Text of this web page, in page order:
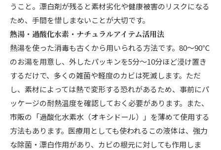
うこと。漂白剤が残ると素材劣化や健康被害のリスクになる
ため、手間を惜しまないことが大切です。
熱湯・過酸化水素・ナチュラルアイテム活用法
熱湯を使った消毒も古くから用いられる方法です。80〜90℃
のお湯を用意し、外したパッキンを5分〜10分ほど浸け置き
するだけで、多くの雑菌や軽度のカビは死滅します。ただ
し、素材によっては熱で変形する恐れがあるため、事前にパ
ッケージの耐熱温度を確認しておく必要があります。また、
市販の「過酸化水素水（オキシドール）」を薄めて使用する
方法もあります。医療用としても使われるこの液体は、強力
な除菌・漂白作用があり、カビの根元に対しても作用しま